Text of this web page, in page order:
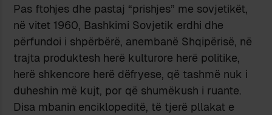
Pas ftohjes dhe pastaj “prishjes” me sovjetikët,
në vitet 1960, Bashkimi Sovjetik erdhi dhe
përfundoi i shpërbërë, anembanë Shqipërisë, në
trajta produktesh herë kulturore herë politike,
herë shkencore herë dëfryese, që tashmë nuk i
duheshin më kujt, por që shumëkush i ruante.
Disa mbanin enciklopeditë, të tjerë pllakat e